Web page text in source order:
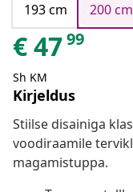
193 cm
200 cm
€4799
Sh KM
Kirjeldus
Stiilse disainiga
voodiraamile
magamistuppa.